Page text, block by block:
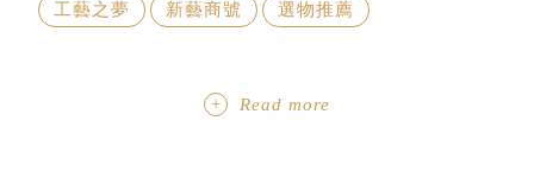
工藝之夢 新藝商號 選物推薦
Read more